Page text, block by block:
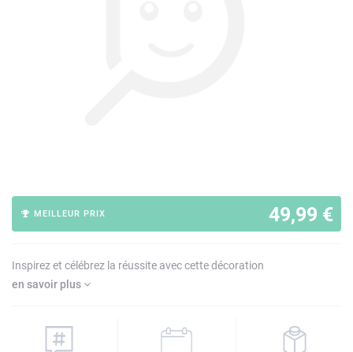
49,99 €
MEILLEUR PRIX
Inspirez et célébrez la réussite avec cette décoration
en savoir plus